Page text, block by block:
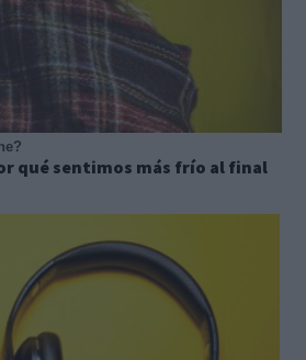
qué sentimos más frío al final